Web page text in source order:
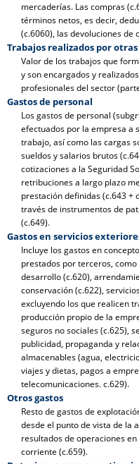
mercaderías. Las compras
términos netos, es decir,
(c.6060), las devoluciones de
Trabajos realizados por
Valor de los trabajos que
y son encargados y
profesionales del sector
Gastos de personal
Los gastos de personal
efectuados por la empresa a
trabajo, así como las cargas
sueldos y salarios brutos
cotizaciones a la Seguridad
retribuciones a largo plazo
prestación definidas (c.643 +
través de instrumentos de
(c.649).
Gastos en servicios
Incluye los gastos en
prestados por terceros,
desarrollo (c.620),
conservación (c.622),
excluyendo los que realicen
producción propio de la
seguros no sociales (c.625),
publicidad, propaganda y
almacenables (agua,
viajes y dietas, pagos a
telecomunicaciones. c.629).
Otros gastos
Resto de gastos de
desde el punto de vista de la
resultados de operaciones
corriente (c.659).